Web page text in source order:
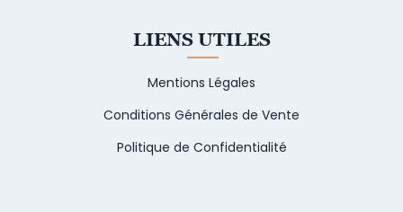
LIENS UTILES
Mentions Légales
Conditions Générales de Vente
Politique de Confidentialité